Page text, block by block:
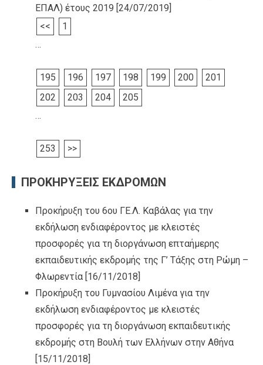
ΕΠΑΛ) έτους 2019 [24/07/2019]
<<
1
…
195 196 197 198 199 200
201
202
203 204
205
…
253 >>
ΠΡΟΚΗΡΥΞΕΙΣ ΕΚΔΡΟΜΩΝ
Προκήρυξη του 6ου ΓΕ.Λ. Καβάλας για την
εκδήλωση ενδιαφέροντος με κλειστές
προσφορές για τη διοργάνωση επταήμερης
εκπαιδευτικής εκδρομής της Γ’ Τάξης στη Ρώμη –
Φλωρεντία [16/11/2018]
Προκήρυξη του Γυμνασίου Λιμένα για την
εκδήλωση ενδιαφέροντος με κλειστές
προσφορές για τη διοργάνωση εκπαιδευτικής
εκδρομής στη Βουλή των Ελλήνων στην Αθήνα
[15/11/2018]